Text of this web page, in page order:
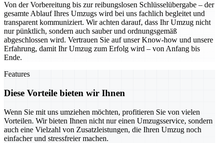
Von der Vorbereitung bis zur reibungslosen Schlüsselübergabe – der
gesamte Ablauf Ihres Umzugs wird bei uns fachlich begleitet und
transparent kommuniziert. Wir achten darauf, dass Ihr Umzug nicht
nur pünktlich, sondern auch sauber und ordnungsgemäß
abgeschlossen wird. Vertrauen Sie auf unser Know-how und unsere
Erfahrung, damit Ihr Umzug zum Erfolg wird – von Anfang bis
Ende.
Features
Diese Vorteile bieten wir Ihnen
Wenn Sie mit uns umziehen möchten, profitieren Sie von vielen
Vorteilen. Wir bieten Ihnen nicht nur einen Umzugsservice, sondern
auch eine Vielzahl von Zusatzleistungen, die Ihren Umzug noch
einfacher und stressfreier machen.